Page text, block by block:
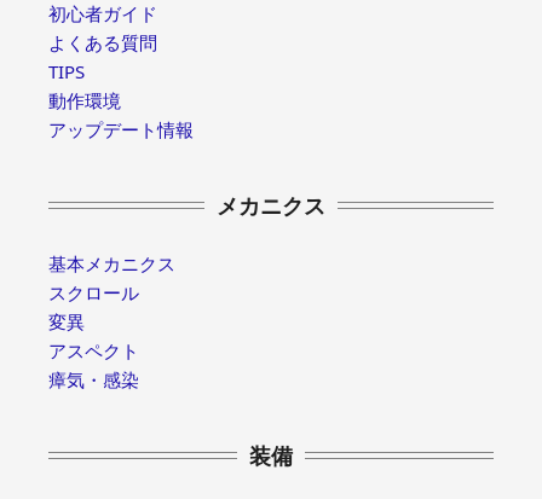
初心者ガイド
よくある質問
TIPS
動作環境
アップデート情報
メカニクス
基本メカニクス
スクロール
変異
アスペクト
瘴気・感染
装備